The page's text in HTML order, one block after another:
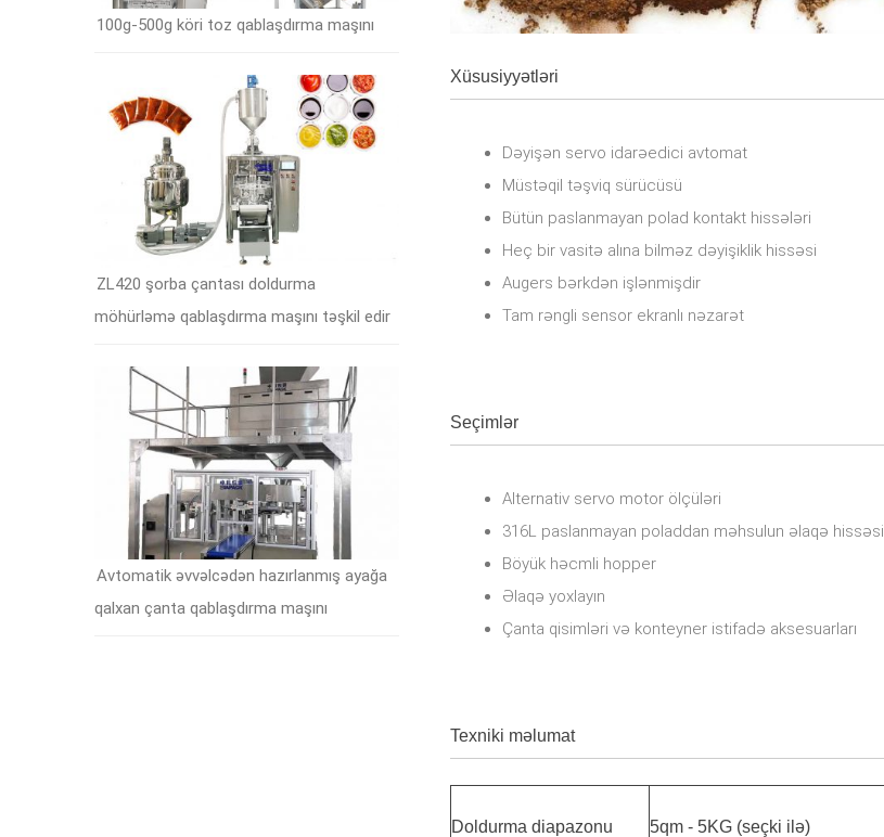
100g-500g köri toz qablaşdırma maşını
ZL420 şorba çantası doldurma
möhürləmə qablaşdırma maşını təşkil edir
Avtomatik əvvəlcədən hazırlanmış ayağa
qalxan çanta qablaşdırma maşını
Xüsusiyyətləri
Dəyişən servo idarəedici avtomat
Müstəqil təşviq sürücüsü
Bütün paslanmayan polad kontakt hissələri
Heç bir vasitə alına bilməz dəyişiklik hissəsi
Augers bərkdən işlənmişdir
Tam rəngli sensor ekranlı nəzarət
Seçimlər
Alternativ servo motor ölçüləri
316L paslanmayan poladdan məhsulun əlaqə hissəsi
Böyük həcmli hopper
Əlaqə yoxlayın
Çanta qisimləri və konteyner istifadə aksesuarları
Texniki məlumat
Doldurma diapazonu 5qm - 5KG (seçki ilə)